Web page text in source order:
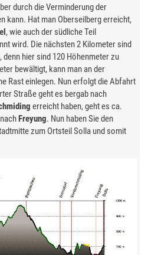
durch die Verminderung der
kann. Hat man Oberseilberg erreicht,
, wie auch der südliche Teil
wird. Die nächsten 2 Kilometer sind
hier sind 120 Höhenmeter zu
bewältigt, kann man an der
Rast einlegen. Nun erfolgt die Abfahrt
Straße geht es bergab nach
erreicht haben, geht es ca.
Freyung. Nun haben Sie den
zum Ortsteil Solla und somit